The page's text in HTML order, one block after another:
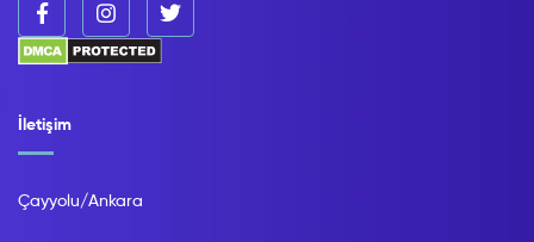
İletişim
Çayyolu/Ankara